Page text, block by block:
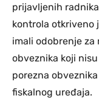
prijavljenih
kontrola otkriveno
imali odobrenje za
obveznika koji
porezna
fiskalnog uređaja.